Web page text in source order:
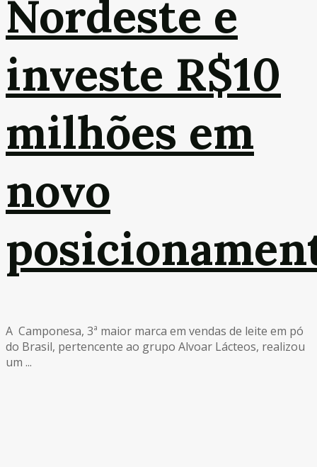
Nordeste e
investe R$10
milhões em
novo
A Camponesa, 3ª maior marca em vendas de leite em pó
do Brasil, pertencente ao grupo Alvoar Lácteos, realizou
um ...